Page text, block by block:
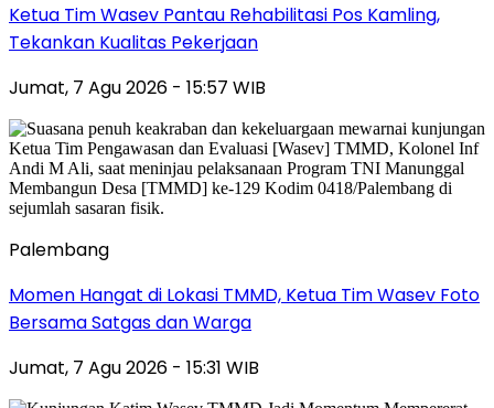
Ketua Tim Wasev Pantau Rehabilitasi Pos Kamling,
Tekankan Kualitas Pekerjaan
Jumat, 7 Agu 2026 - 15:57 WIB
Palembang
Momen Hangat di Lokasi TMMD, Ketua Tim Wasev Foto
Bersama Satgas dan Warga
Jumat, 7 Agu 2026 - 15:31 WIB